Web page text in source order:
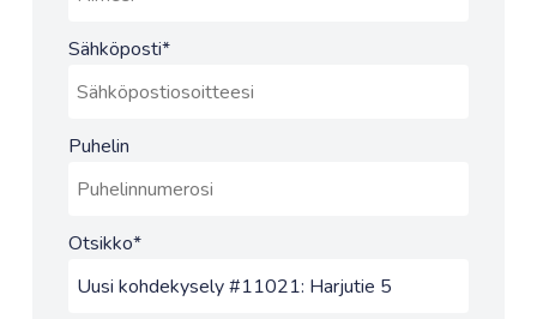
Sähköposti*
Puhelin
Otsikko*